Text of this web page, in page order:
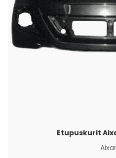
Etupuskurit